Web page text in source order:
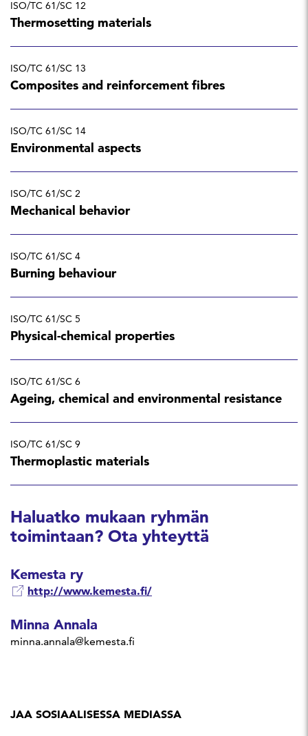
ISO/TC 61/SC 12
Thermosetting materials
ISO/TC 61/SC 13
Composites and reinforcement fibres
ISO/TC 61/SC 14
Environmental aspects
ISO/TC 61/SC 2
Mechanical behavior
ISO/TC 61/SC 4
Burning behaviour
ISO/TC 61/SC 5
Physical-chemical properties
ISO/TC 61/SC 6
Ageing, chemical and environmental resistance
ISO/TC 61/SC 9
Thermoplastic materials
Haluatko mukaan ryhmän
toimintaan? Ota yhteyttä
Kemesta ry
http://www.kemesta.fi/
Minna Annala
minna.annala@kemesta.fi
JAA SOSIAALISESSA MEDIASSA